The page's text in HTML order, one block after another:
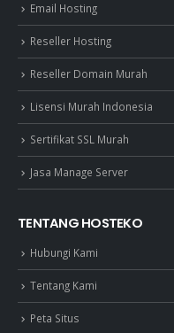
Email Hosting
Reseller Hosting
Reseller Domain Murah
Lisensi Murah Indonesia
Sertifikat SSL Murah
Jasa Manage Server
TENTANG HOSTEKO
Hubungi Kami
Tentang Kami
Peta Situs